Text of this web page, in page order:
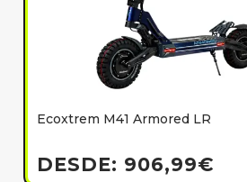
Ecoxtrem M41 Armored LR
DESDE: 906,99€